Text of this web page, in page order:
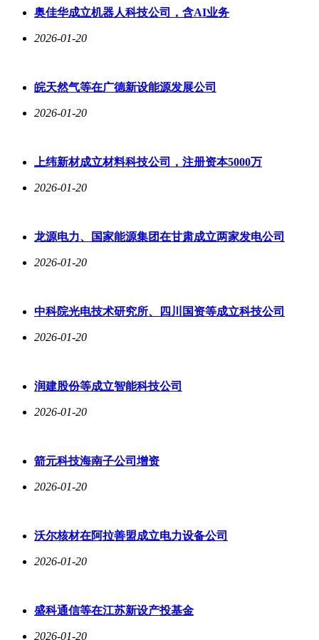
奥佳华成立机器人科技公司，含AI业务
2026-01-20
皖天然气等在广德新设能源发展公司
2026-01-20
上纬新材成立材料科技公司，注册资本5000万
2026-01-20
龙源电力、国家能源集团在甘肃成立两家发电公司
2026-01-20
中科院光电技术研究所、四川国资等成立科技公司
2026-01-20
润建股份等成立智能科技公司
2026-01-20
箭元科技海南子公司增资
2026-01-20
沃尔核材在阿拉善盟成立电力设备公司
2026-01-20
盛科通信等在江苏新设产投基金
2026-01-20